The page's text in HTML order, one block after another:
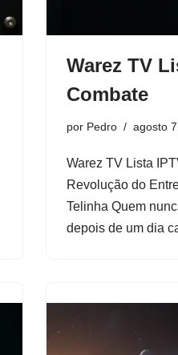
Warez TV
Combate
por Pedro agosto
Warez TV Lista
Revolução do
Telinha Quem
depois de um dia